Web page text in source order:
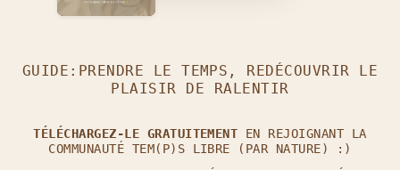
GUIDE:PRENDRE LE TEMPS, REDÉCOUVRIR LE
PLAISIR DE RALENTIR
TÉLÉCHARGEZ-LE GRATUITEMENT EN REJOIGNANT LA
COMMUNAUTÉ TEM(P)S LIBRE (PAR NATURE) :)